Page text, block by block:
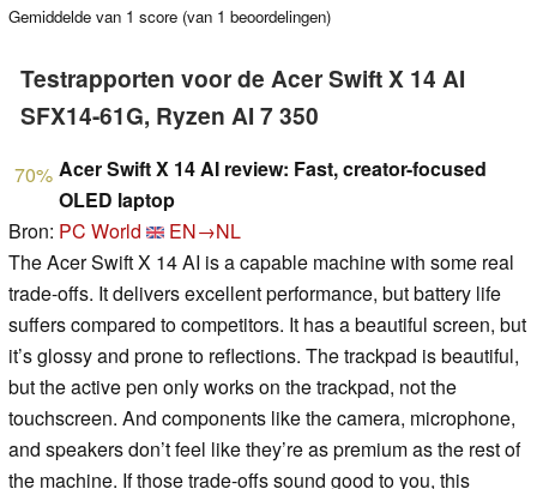
Gemiddelde van 1 score (van 1 beoordelingen)
Testrapporten voor de Acer Swift X 14 AI
SFX14-61G, Ryzen AI 7 350
70% Acer Swift X 14 AI review: Fast, creator-focused
OLED laptop
Bron: PC World
EN→NL
The Acer Swift X 14 AI is a capable machine with some real
trade-offs. It delivers excellent performance, but battery life
suffers compared to competitors. It has a beautiful screen, but
it’s glossy and prone to reflections. The trackpad is beautiful,
but the active pen only works on the trackpad, not the
touchscreen. And components like the camera, microphone,
and speakers don’t feel like they’re as premium as the rest of
the machine. If those trade-offs sound good to you, this